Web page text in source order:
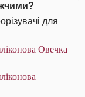
для
Овечка